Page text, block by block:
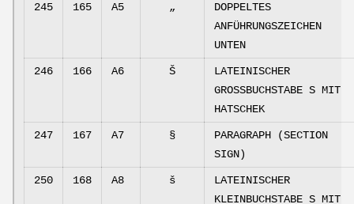
245 165 A5 „
DOPPELTES
ANFÜHRUNGSZEICHEN
UNTEN
246 166 A6 Š
LATEINISCHER
GROSSBUCHSTABE S MIT
HATSCHEK
247 167 A7 §
PARAGRAPH (SECTION
SIGN)
250 168 A8 š
LATEINISCHER
KLEINBUCHSTABE S MIT